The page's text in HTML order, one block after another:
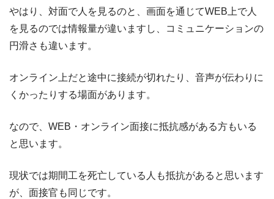
やはり、対面で人を見るのと、画面を通じてWEB上で人
を見るのでは情報量が違いますし、コミュニケーションの
円滑さも違います。
オンライン上だと途中に接続が切れたり、音声が伝わりに
くかったりする場面があります。
なので、WEB・オンライン面接に抵抗感がある方もいる
と思います。
現状では期間工を死亡している人も抵抗があると思います
が、面接官も同じです。